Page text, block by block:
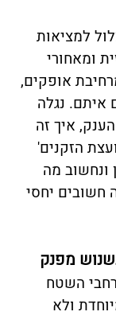
למציאות
ומאחורי
אופקים,
איתם. נגלה
איך זה
הזקנים'
ונחשוב מה
חשובים יחסי
השטח
ולא